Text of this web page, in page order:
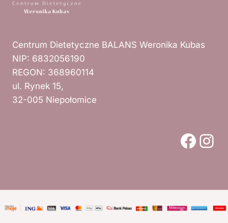
Centrum Dietetyczne BALANS Weronika Kubas
NIP: 6832056190
REGON: 368960114
ul. Rynek 15,
32-005 Niepołomice